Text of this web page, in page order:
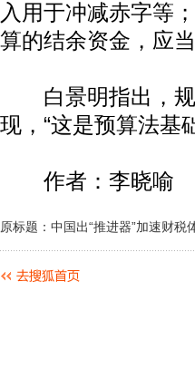
入用于冲减赤字等
算的结余资金，应
白景明指出，规
现，“这是预算法基
作者：李晓喻
原标题：中国出“推进器”加速财税